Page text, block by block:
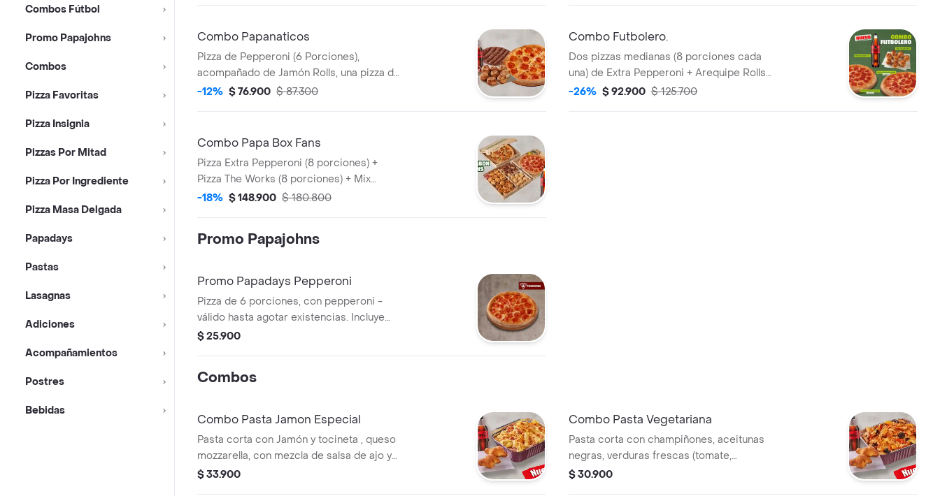
Combos Fútbol
Promo Papajohns
Combos
Pizza Favoritas
Pizza Insignia
Pizzas Por Mitad
Pizza Por Ingrediente
Pizza Masa Delgada
Papadays
Pastas
Lasagnas
Adiciones
Acompañamientos
Postres
Bebidas
Combo Papanaticos
Pizza de Pepperoni (6 Porciones),
acompañado de Jamón Rolls, una pizza de
chocolate, y 2 Coca Cola (400ML). Incluye
-12% $ 76.900 $ 87.300
Combo Futbolero.
Dos pizzas medianas (8 porciones cada
una) de Extra Pepperoni + Arequipe Rolls
+ Gaseosa 1,5L. Incluye Salsa de Ajo,
-26% $ 92.900 $ 125.700
Combo Papa Box Fans
Pizza Extra Pepperoni (8 porciones) +
Pizza The Works (8 porciones) + Mix
Antojos y acompañado de 2 Coca Cola
-18% $ 148.900 $ 180.800
Promo Papajohns
Promo Papadays Pepperoni
Pizza de 6 porciones, con pepperoni -
válido hasta agotar existencias. Incluye
Salsa de Ajo, Sazonador Pimienta Roja y
$ 25.900
Combos
Combo Pasta Jamon Especial
Pasta corta con Jamón y tocineta , queso
mozzarella, con mezcla de salsa de ajo y
bechamel con especias. Acompañada de
$ 33.900
Combo Pasta Vegetariana
Pasta corta con champiñones, aceitunas
negras, verduras frescas (tomate,
cebolla) y queso mozzarella . Con mezcla
$ 30.900